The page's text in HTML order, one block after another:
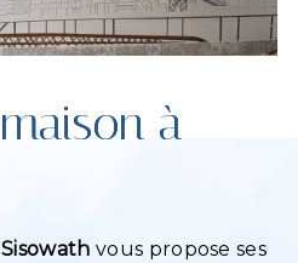
à
vous propose ses